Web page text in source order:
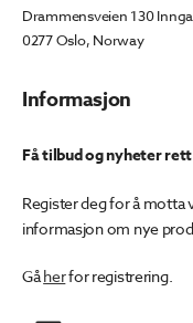
Informasjon
Drammensveien 130
0277 Oslo, Norway
Få tilbud og nyheter
Register deg for å
informasjon om nye
Gåherfor registrering.